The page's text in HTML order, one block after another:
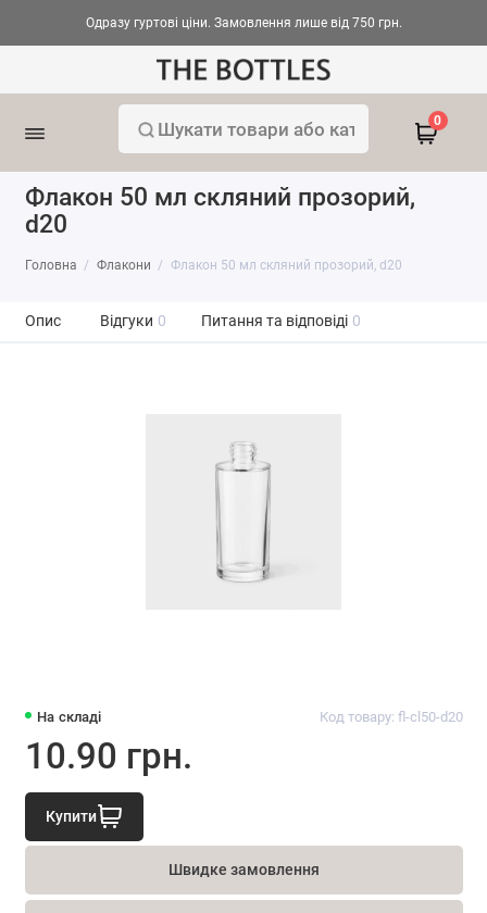
Одразу гуртові ціни. Замовлення лише від 750 грн.
0
Флакон 50 мл скляний прозорий,
d20
Головна Флакони Флакон 50 мл скляний прозорий, d20
Опис Відгуки 0 Питання та відповіді 0
На складі Код товару: fl-cl50-d20
10.90 грн.
Купити
Швидке замовлення